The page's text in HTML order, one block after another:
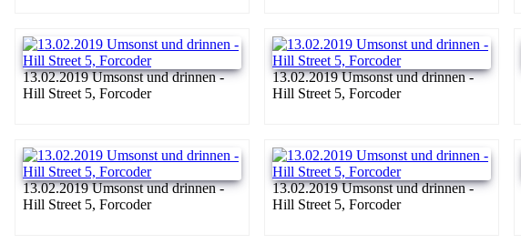
13.02.2019 Umsonst und drinnen -
Hill Street 5, Forcoder
13.02.2019 Umsonst und drinnen -
Hill Street 5, Forcoder
13.02.2019 Umsonst und drinnen -
Hill Street 5, Forcoder
13.02.2019 Umsonst und drinnen -
Hill Street 5, Forcoder